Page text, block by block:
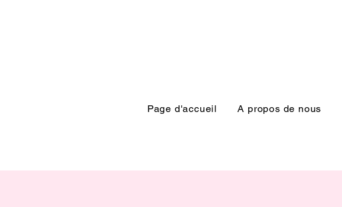
Page d'accueil A propos de nous